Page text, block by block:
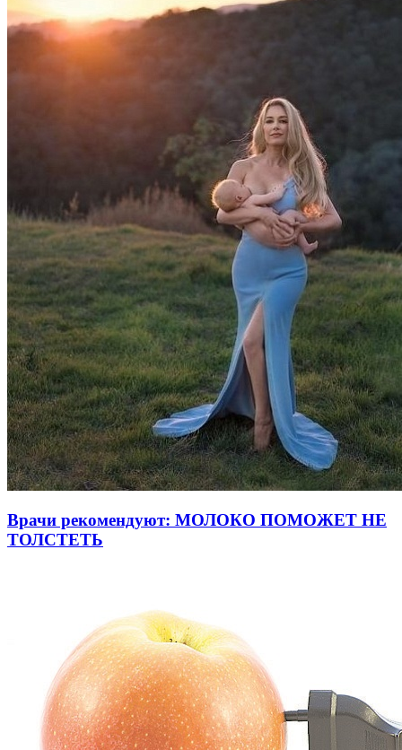
Врачи рекомендуют: МОЛОКО ПОМОЖЕТ НЕ
ТОЛСТЕТЬ